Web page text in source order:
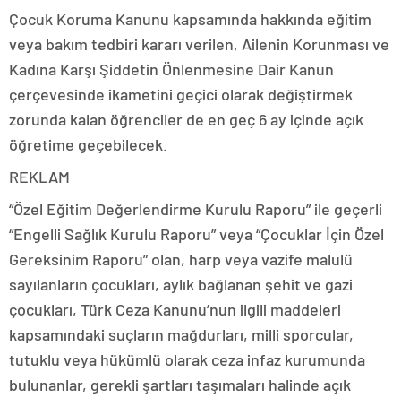
Çocuk Koruma Kanunu kapsamında hakkında eğitim
veya bakım tedbiri kararı verilen, Ailenin Korunması ve
Kadına Karşı Şiddetin Önlenmesine Dair Kanun
çerçevesinde ikametini geçici olarak değiştirmek
zorunda kalan öğrenciler de en geç 6 ay içinde açık
öğretime geçebilecek.
REKLAM
“Özel Eğitim Değerlendirme Kurulu Raporu” ile geçerli
“Engelli Sağlık Kurulu Raporu” veya “Çocuklar İçin Özel
Gereksinim Raporu” olan, harp veya vazife malulü
sayılanların çocukları, aylık bağlanan şehit ve gazi
çocukları, Türk Ceza Kanunu’nun ilgili maddeleri
kapsamındaki suçların mağdurları, milli sporcular,
tutuklu veya hükümlü olarak ceza infaz kurumunda
bulunanlar, gerekli şartları taşımaları halinde açık